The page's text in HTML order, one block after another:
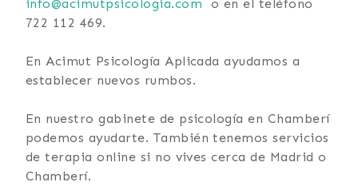
info@acimutpsicologia.com o en el teléfono
722 112 469.
En Acimut Psicología Aplicada ayudamos a
establecer nuevos rumbos.
En nuestro gabinete de psicología en Chamberí
podemos ayudarte. También tenemos servicios
de terapia online si no vives cerca de Madrid o
Chamberí.